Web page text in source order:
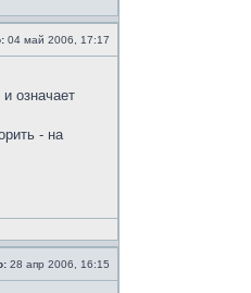
04 май 2006, 17:17
означает
- на
28 апр 2006, 16:15